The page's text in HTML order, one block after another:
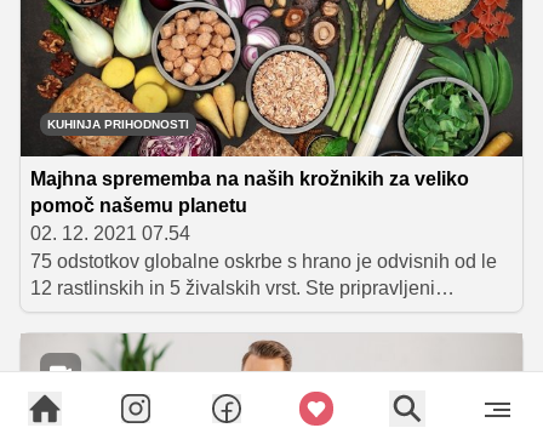
KUHINJA PRIHODNOSTI
Majhna sprememba na naših krožnikih za veliko
pomoč našemu planetu
02. 12. 2021 07.54
75 odstotkov globalne oskrbe s hrano je odvisnih od le
12 rastlinskih in 5 živalskih vrst. Ste pripravljeni
spremeniti svoj pogled na prehrano?